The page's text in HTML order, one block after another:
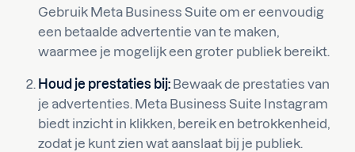
Gebruik Meta Business Suite om er eenvoudig
een betaalde advertentie van te maken,
waarmee je mogelijk een groter publiek bereikt.
Houd je prestaties bij: Bewaak de prestaties van
je advertenties. Meta Business Suite Instagram
biedt inzicht in klikken, bereik en betrokkenheid,
zodat je kunt zien wat aanslaat bij je publiek.